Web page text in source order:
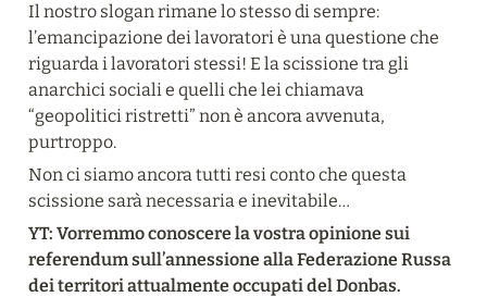
Il nostro slogan rimane lo stesso di sempre:
l’emancipazione dei lavoratori è una questione che
riguarda i lavoratori stessi! E la scissione tra gli
anarchici sociali e quelli che lei chiamava
“geopolitici ristretti” non è ancora avvenuta,
purtroppo.
Non ci siamo ancora tutti resi conto che questa
scissione sarà necessaria e inevitabile…
YT: Vorremmo conoscere la vostra opinione sui
referendum sull’annessione alla Federazione Russa
dei territori attualmente occupati del Donbas.